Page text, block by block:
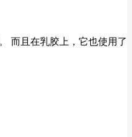
而且在乳胶上，它也使用了